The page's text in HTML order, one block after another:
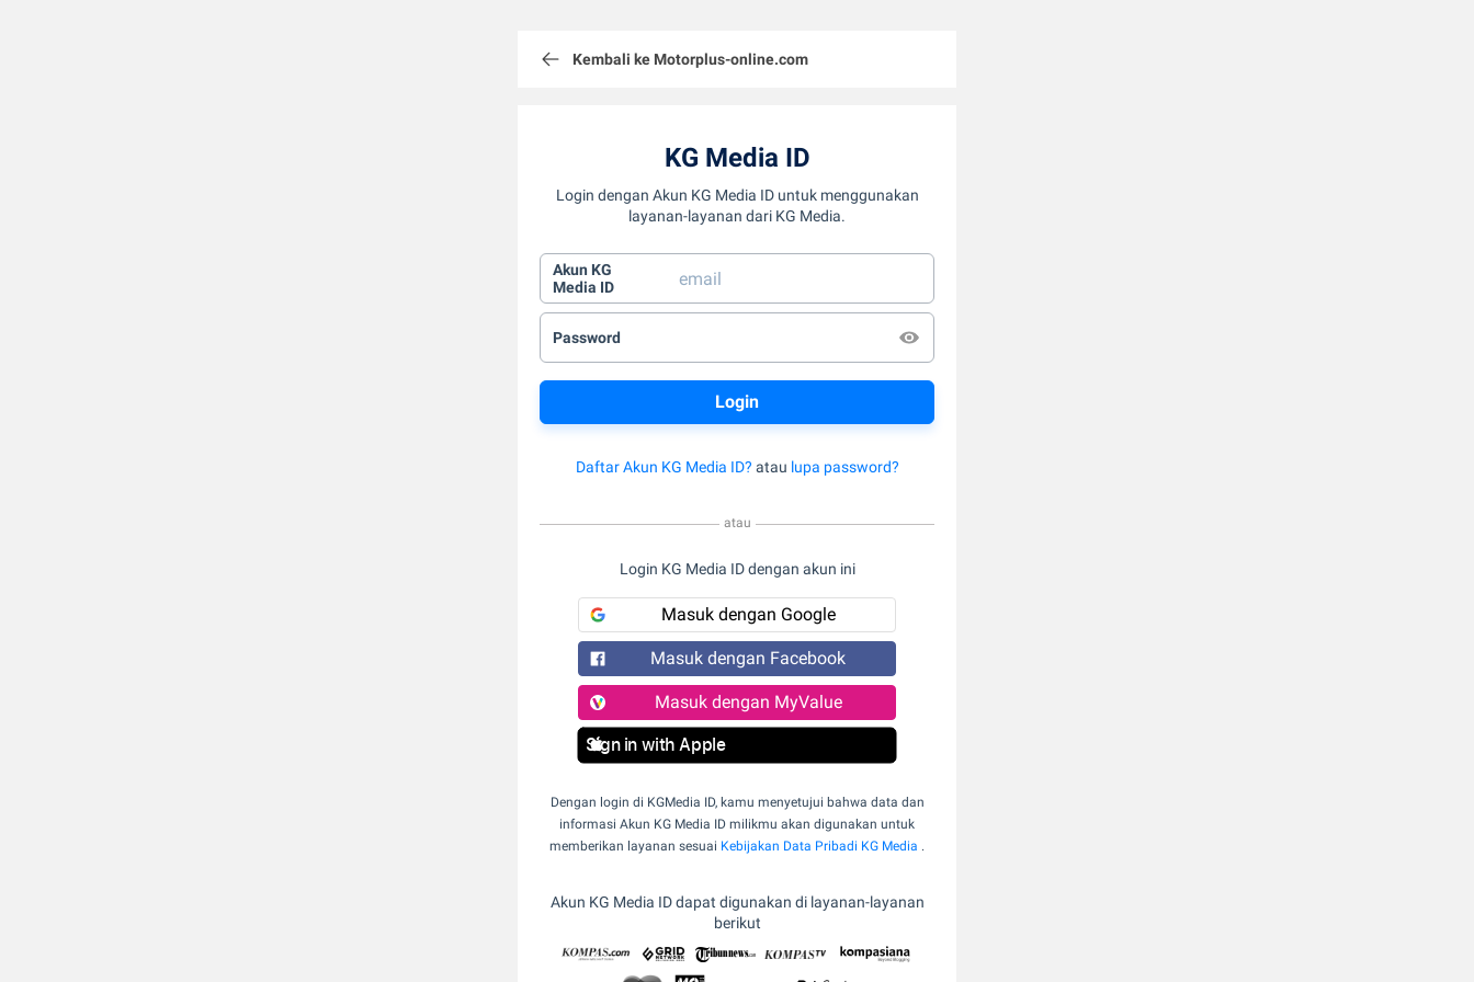
Kembali ke Motorplus-online.com
KG Media ID
Login dengan Akun KG Media ID untuk menggunakan
layanan-layanan dari KG Media.
Akun KG
Media ID
Password
Daftar Akun KG Media ID? atau lupa password?
atau
Login KG Media ID dengan akun ini
Masuk dengan Google
Masuk dengan Facebook
Masuk dengan MyValue
Sign in with Apple
Dengan login di KGMedia ID, kamu menyetujui bahwa data dan
informasi Akun KG Media ID milikmu akan digunakan untuk
memberikan layanan sesuai Kebijakan Data Pribadi KG Media .
Akun KG Media ID dapat digunakan di layanan-layanan
berikut